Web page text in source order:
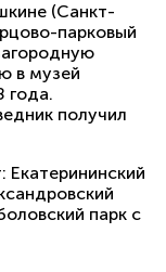
(Санкт-
парковый
в музей
года.
получил
Екатерининский
парк с